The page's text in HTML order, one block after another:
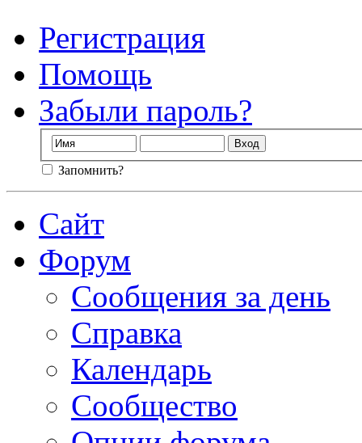
Регистрация
Помощь
Забыли пароль?
Запомнить?
Сайт
Форум
Сообщения за день
Справка
Календарь
Сообщество